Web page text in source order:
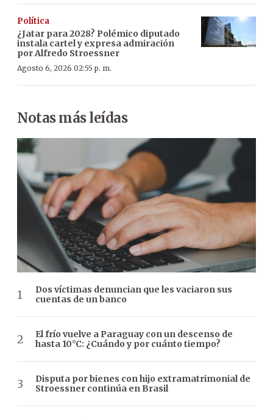
Política
¿Jatar para 2028? Polémico diputado
instala cartel y expresa admiración
por Alfredo Stroessner
Agosto 6, 2026 02:55 p. m.
Notas más leídas
Dos víctimas denuncian que les vaciaron sus
cuentas de un banco
El frío vuelve a Paraguay con un descenso de
hasta 10°C: ¿Cuándo y por cuánto tiempo?
Disputa por bienes con hijo extramatrimonial de
Stroessner continúa en Brasil